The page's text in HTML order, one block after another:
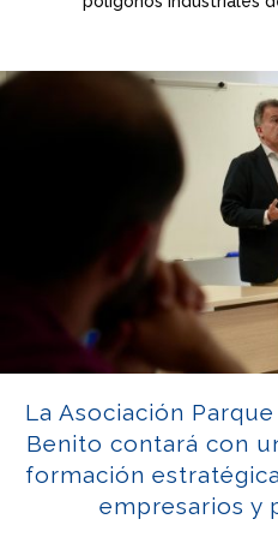
La Asociación
Benito contará con
formación
empresarios y